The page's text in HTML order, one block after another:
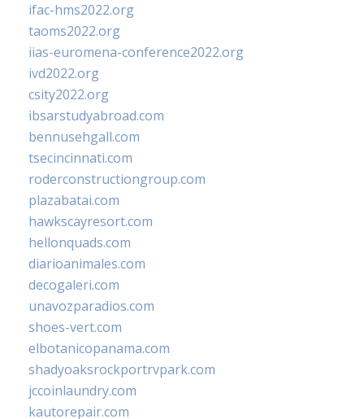
ifac-hms2022.org
taoms2022.org
iias-euromena-conference2022.org
ivd2022.org
csity2022.org
ibsarstudyabroad.com
bennusehgall.com
tsecincinnati.com
roderconstructiongroup.com
plazabatai.com
hawkscayresort.com
hellonquads.com
diarioanimales.com
decogaleri.com
unavozparadios.com
shoes-vert.com
elbotanicopanama.com
shadyoaksrockportrvpark.com
jccoinlaundry.com
kautorepair.com